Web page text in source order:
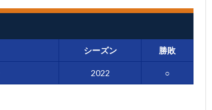
シーズン 勝敗
2022 ○